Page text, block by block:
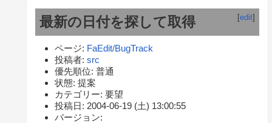
最新の日付を探して取得 [edit]
ページ: FaEdit/BugTrack
投稿者:src
優先順位: 普通
状態: 提案
カテゴリー: 要望
投稿日: 2004-06-19 (土) 13:00:55
バージョン: